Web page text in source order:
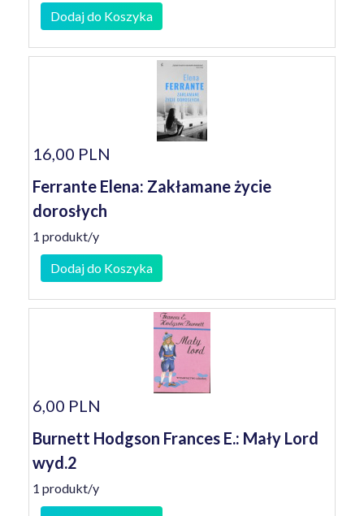
Dodaj do Koszyka
16,00 PLN
Ferrante Elena: Zakłamane życie
dorosłych
1 produkt/y
Dodaj do Koszyka
6,00 PLN
Burnett Hodgson Frances E.: Mały Lord
wyd.2
1 produkt/y